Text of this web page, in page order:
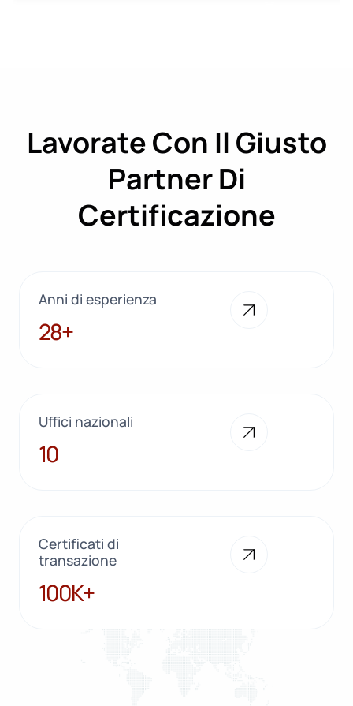
Lavorate Con Il Giusto
Partner Di
Certificazione
Anni di esperienza
28+
28+
Uffici nazionali
10
10
Certificati di
transazione
100K+
100K+